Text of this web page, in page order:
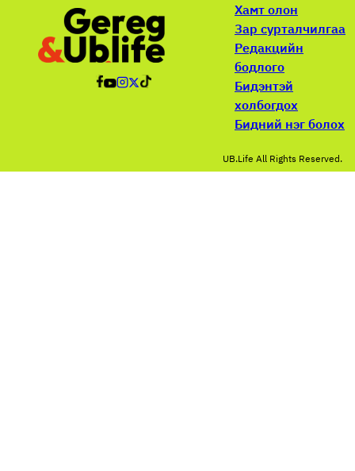
Хамт олон
Зар сурталчилгаа
Редакцийн
бодлого
Бидэнтэй
холбогдох
Бидний нэг болох
UB.Life All Rights Reserved.